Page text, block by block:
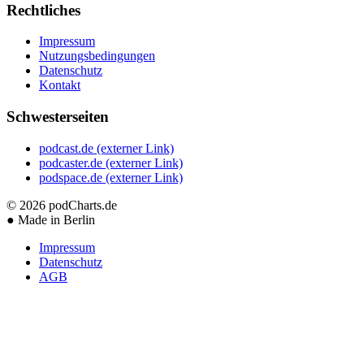
Rechtliches
Impressum
Nutzungsbedingungen
Datenschutz
Kontakt
Schwesterseiten
podcast.de (externer Link)
podcaster.de (externer Link)
podspace.de (externer Link)
© 2026 podCharts.de
● Made in Berlin
Impressum
Datenschutz
AGB